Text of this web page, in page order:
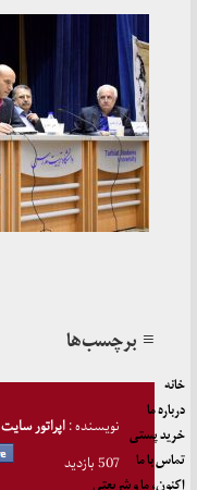
≡ برچسب‌ها
نویسنده :اپراتور سایت
507 بازدید
خانه
درباره ما
خرید پستی
تماس با ما